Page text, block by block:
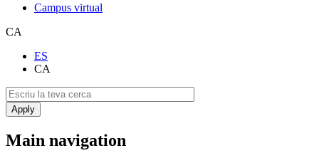
Campus virtual
CA
ES
CA
Main navigation